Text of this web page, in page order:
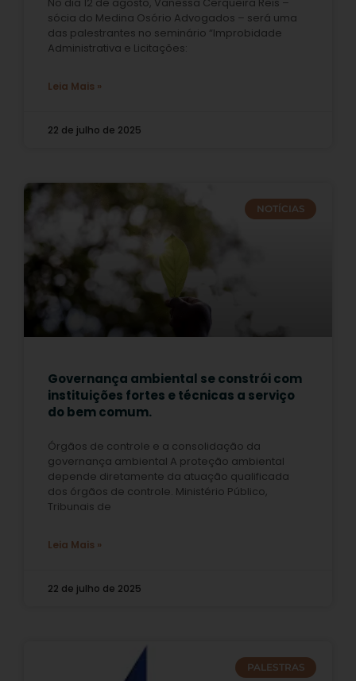
sócia do Medina Osório Advogados – será uma
das palestrantes no seminário “Improbidade
Administrativa e Licitações:
Leia Mais »
22 de julho de 2025
NOTÍCIAS
Governança ambiental se constrói com
instituições fortes e técnicas a serviço
do bem comum.
Órgãos de controle e a consolidação da
governança ambiental A proteção ambiental
depende diretamente da atuação qualificada
dos órgãos de controle. Ministério Público,
Tribunais de
Leia Mais »
22 de julho de 2025
PALESTRAS